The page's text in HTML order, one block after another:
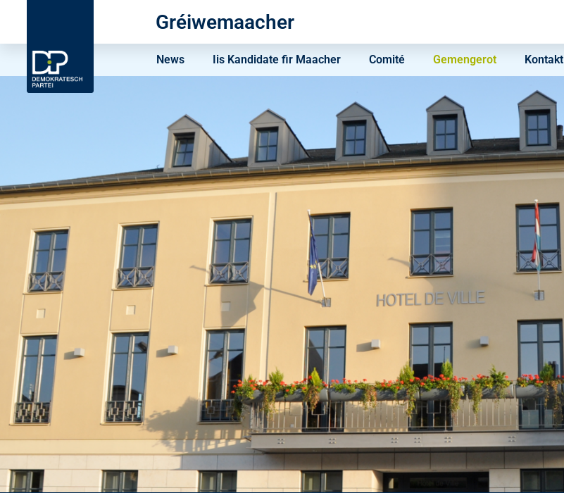
Gréiwemaacher
News Iis Kandidate fir Maacher Comité Gemengerot Kontakt